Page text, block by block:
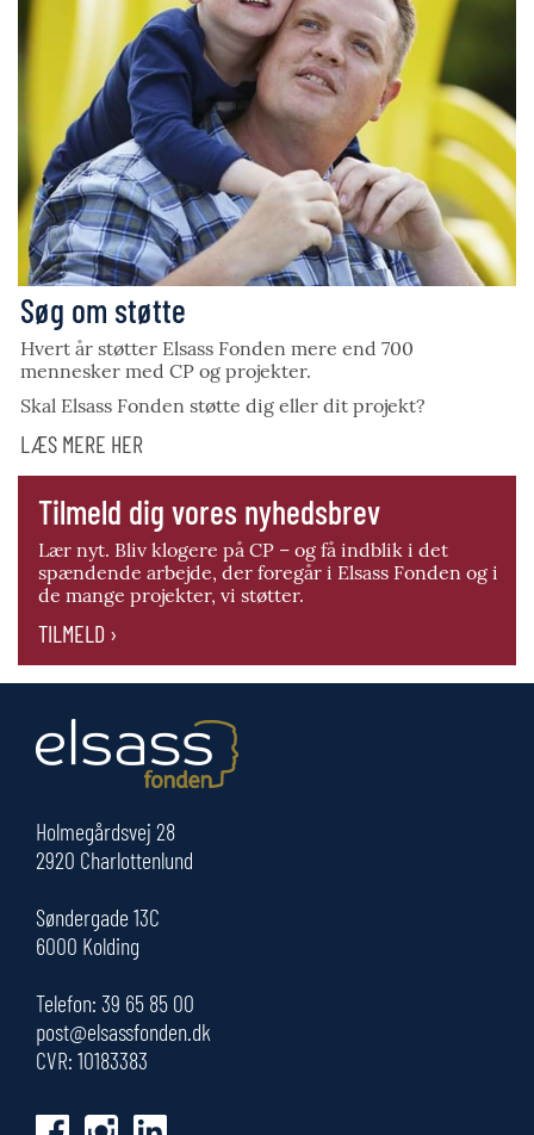
Søg om støtte
Hvert år støtter Elsass Fonden mere end 700
mennesker med CP og projekter.
Skal Elsass Fonden støtte dig eller dit projekt?
LÆS MERE HER
Tilmeld dig vores nyhedsbrev
Lær nyt. Bliv klogere på CP – og få indblik i det
spændende arbejde, der foregår i Elsass Fonden og i
de mange projekter, vi støtter.
TILMELD ›
Holmegårdsvej 28
2920 Charlottenlund
Søndergade 13C
6000 Kolding
Telefon: 39 65 85 00
post@elsassfonden.dk
CVR: 10183383